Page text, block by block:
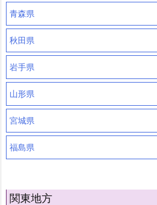
青森県
秋田県
岩手県
山形県
宮城県
福島県
関東地方